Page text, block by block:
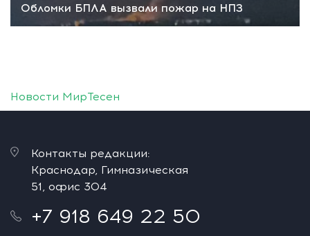
Обломки БПЛА вызвали пожар на НПЗ
Новости МирТесен
Контакты редакции:
Краснодар, Гимназическая
51, офис 304
+7 918 649 22 50